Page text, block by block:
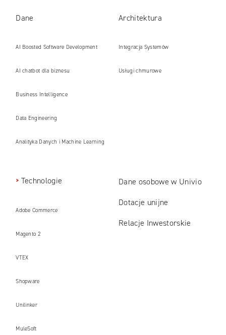
Dane
AI Boosted Software Development
AI chatbot dla biznesu
Business Intelligence
Data Engineering
Analityka Danych i Machine Learning
Architektura
Integracja Systemów
Usługi chmurowe
Technologie
Adobe Commerce
Magento 2
VTEX
Shopware
Unilinker
MuleSoft
Dane osobowe w Univio
Dotacje unijne
Relacje Inwestorskie